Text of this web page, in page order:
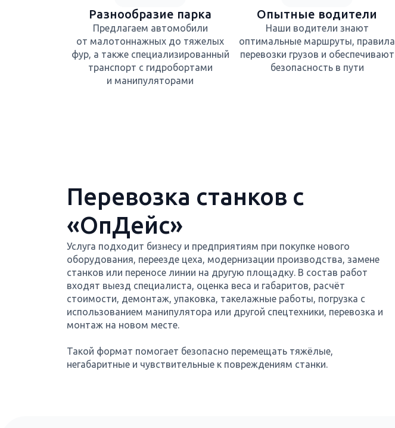
Разнообразие парка
Предлагаем автомобили
от малотоннажных до тяжелых
фур, а также специализированный
транспорт с гидробортами
и манипуляторами
Опытные водители
Наши водители знают
оптимальные маршруты, правила
перевозки грузов и обеспечивают
безопасность в пути
Перевозка станков с
«ОпДейс»
Услуга подходит бизнесу и предприятиям при покупке нового
оборудования, переезде цеха, модернизации производства, замене
станков или переносе линии на другую площадку. В состав работ
входят выезд специалиста, оценка веса и габаритов, расчёт
стоимости, демонтаж, упаковка, такелажные работы, погрузка с
использованием манипулятора или другой спецтехники, перевозка и
монтаж на новом месте.
Такой формат помогает безопасно перемещать тяжёлые,
негабаритные и чувствительные к повреждениям станки.